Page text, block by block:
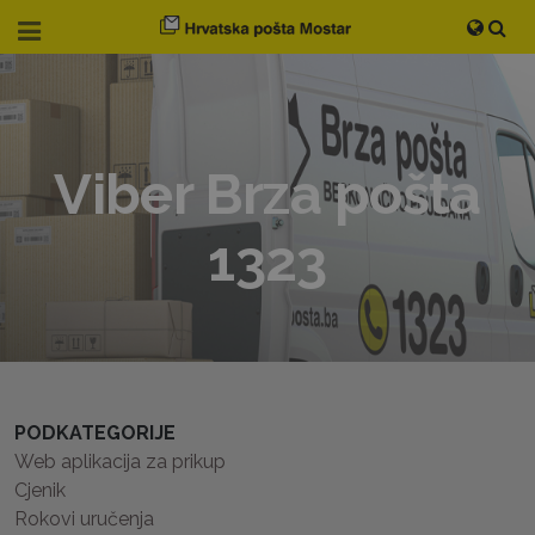
Viber Brza pošta
1323
PODKATEGORIJE
Web aplikacija za prikup
Cjenik
Rokovi uručenja